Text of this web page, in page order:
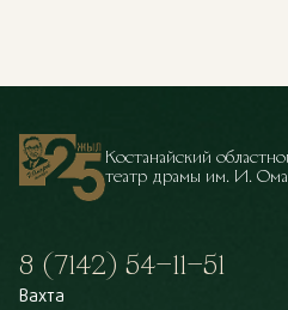
Костанайский
театр драмы им. И.
8 (7142) 54–11–51
Вахта